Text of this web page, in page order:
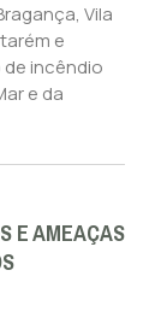
Vila
e
incêndio
e da
E AMEAÇAS